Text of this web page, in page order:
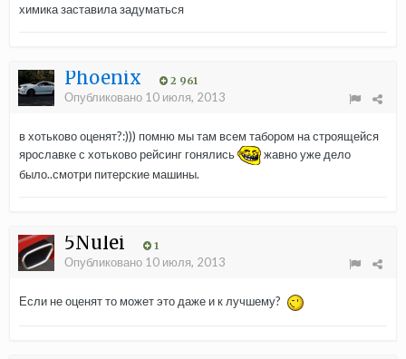
химика заставила задуматься
Phoenix 2 961
Опубликовано 10 июля, 2013
в хотьково оценят?:))) помню мы там всем табором на строящейся
ярославке с хотьково рейсинг гонялись
жавно уже дело
было..смотри питерские машины.
5Nulei 1
Опубликовано 10 июля, 2013
Если не оценят то может это даже и к лучшему?